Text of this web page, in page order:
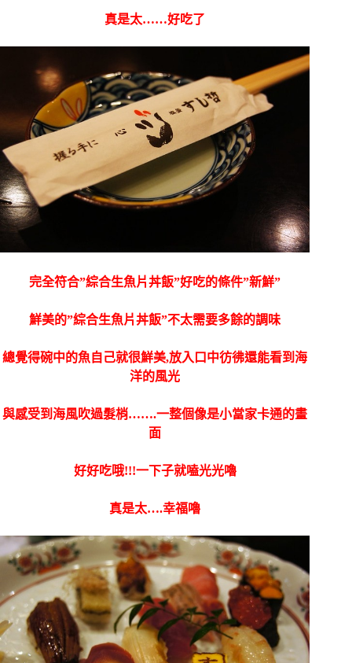
真是太……好吃了
完全符合”綜合生魚片丼飯”好吃的條件”新鮮”
鮮美的”綜合生魚片丼飯”不太需要多餘的調味
總覺得碗中的魚自己就很鮮美,放入口中彷彿還能看到海
洋的風光
與感受到海風吹過髮梢…….一整個像是小當家卡通的畫
面
好好吃哦!!!一下子就嗑光光嚕
真是太….幸福嚕